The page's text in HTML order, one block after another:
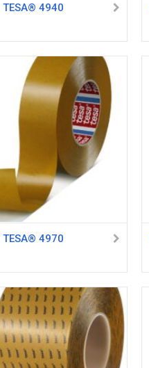
TESA® 4940
TESA® 4970